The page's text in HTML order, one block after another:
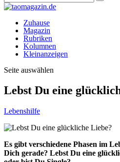
Zuhause
Magazin
Rubriken
Kolumnen
Kleinanzeigen
Seite auswählen
Lebst Du eine
Lebenshilfe
Es gibt verschiedene Phasen im
Dich gerade? Lebst Du eine